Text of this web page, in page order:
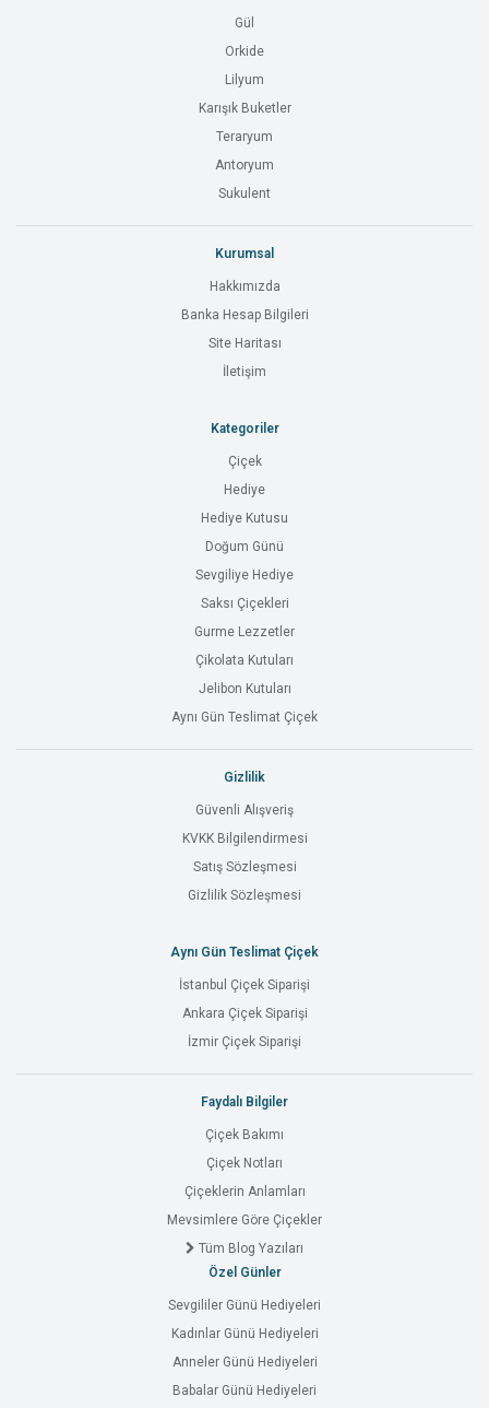
Gül
Orkide
Lilyum
Karışık Buketler
Teraryum
Antoryum
Sukulent
Kurumsal
Hakkımızda
Banka Hesap Bilgileri
Site Haritası
İletişim
Kategoriler
Çiçek
Hediye
Hediye Kutusu
Doğum Günü
Sevgiliye Hediye
Saksı Çiçekleri
Gurme Lezzetler
Çikolata Kutuları
Jelibon Kutuları
Aynı Gün Teslimat Çiçek
Gizlilik
Güvenli Alışveriş
KVKK Bilgilendirmesi
Satış Sözleşmesi
Gizlilik Sözleşmesi
Aynı Gün Teslimat Çiçek
İstanbul Çiçek Siparişi
Ankara Çiçek Siparişi
İzmir Çiçek Siparişi
Faydalı Bilgiler
Çiçek Bakımı
Çiçek Notları
Çiçeklerin Anlamları
Mevsimlere Göre Çiçekler
Tüm Blog Yazıları
Özel Günler
Sevgililer Günü Hediyeleri
Kadınlar Günü Hediyeleri
Anneler Günü Hediyeleri
Babalar Günü Hediyeleri